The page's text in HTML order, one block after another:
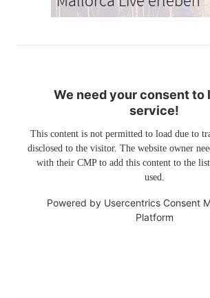
We need your consent to
service!
This content is not permitted to load due to
disclosed to the visitor. The website owner
with their CMP to add this content to the
used.
Powered by Usercentrics Consent
Platform